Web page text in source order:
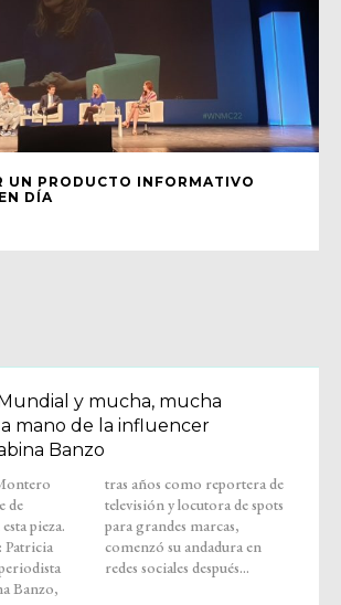
UN PRODUCTO INFORMATIVO
DÍA
y mucha, mucha
mano de la influencer
Banzo
de
pieza.
Banzo,
de
redes sociales después...